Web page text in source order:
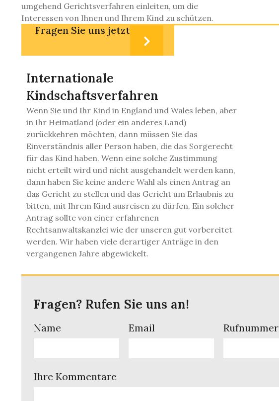
umgehend Gerichtsverfahren einleiten, um die
Interessen von Ihnen und Ihrem Kind zu schützen.
Fragen Sie uns jetzt
Internationale
Kindschaftsverfahren
Wenn Sie und Ihr Kind in England und Wales leben, aber
in Ihr Heimatland (oder ein anderes Land)
zurückkehren möchten, dann müssen Sie das
Einverständnis aller Person haben, die das Sorgerecht
für das Kind haben. Wenn eine solche Zustimmung
nicht erteilt wird und nicht ausgehandelt werden kann,
dann haben Sie keine andere Wahl als einen Antrag an
das Gericht zu stellen und das Gericht um Erlaubnis zu
bitten, mit Ihrem Kind ausreisen zu dürfen. Ein solcher
Antrag sollte von einer erfahrenen
Rechtsanwaltskanzlei wie der unseren gut vorbereitet
werden. Wir haben viele derartiger Anträge in den
vergangenen Jahre abgewickelt.
Fragen? Rufen Sie uns an!
Name Email Rufnummer
Ihre Kommentare